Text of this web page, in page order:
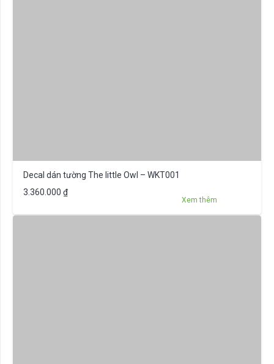
Decal dán tường The little Owl – WKT001
3.360.000 ₫
Xem thêm